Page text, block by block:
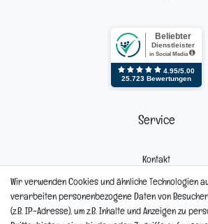
Service
Kontakt
Reklamation
Wir verwenden Cookies und ähnliche Technologien
verarbeiten personenbezogene Daten von
(z.B. IP-Adresse), um z.B. Inhalte und Anzeigen zu